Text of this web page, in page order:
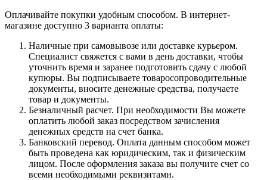
Оплачивайте покупки удобным способом. В интернет-
магазине доступно 3 варианта оплаты:
Наличные при самовывозе или доставке курьером.
Специалист свяжется с вами в день доставки, чтобы
уточнить время и заранее подготовить сдачу с любой
купюры. Вы подписываете товаросопроводительные
документы, вносите денежные средства, получаете
товар и документы.
Безналичный расчет. При необходимости Вы можете
оплатить любой заказ посредством зачисления
денежных средств на счет банка.
Банковский перевод. Оплата данным способом может
быть проведена как юридическим, так и физическим
лицом. После оформления заказа вы получите счет со
всеми необходимыми реквизитами.